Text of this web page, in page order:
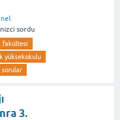
sordu
fakültesi
yüksekokulu
sorular
3.